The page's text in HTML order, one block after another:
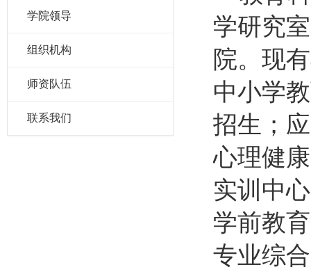
学院领导
组织机构
师资队伍
联系我们
学研究
院。 现
中小学
招生；
心理健
实训中
学前教
专业综